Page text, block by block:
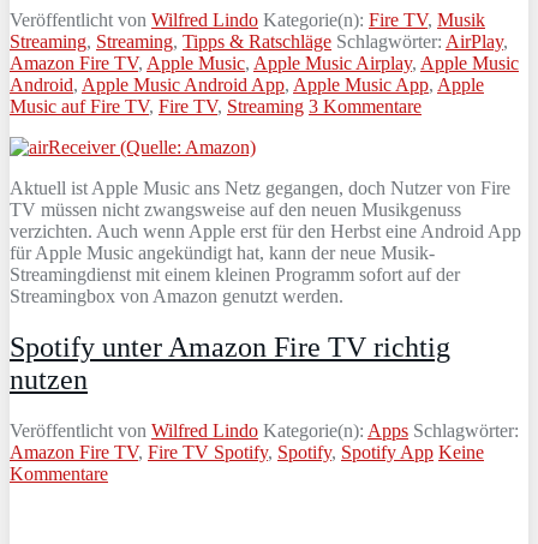
Veröffentlicht von Wilfred Lindo Kategorie(n): Fire TV, Musik
Streaming, Streaming, Tipps & Ratschläge Schlagwörter: AirPlay,
Amazon Fire TV, Apple Music, Apple Music Airplay, Apple Music
Android, Apple Music Android App, Apple Music App, Apple
Music auf Fire TV, Fire TV, Streaming 3 Kommentare
Aktuell ist Apple Music ans Netz gegangen, doch Nutzer von Fire
TV müssen nicht zwangsweise auf den neuen Musikgenuss
verzichten. Auch wenn Apple erst für den Herbst eine Android App
für Apple Music angekündigt hat, kann der neue Musik-
Streamingdienst mit einem kleinen Programm sofort auf der
Streamingbox von Amazon genutzt werden.
Spotify unter Amazon Fire TV richtig
nutzen
Veröffentlicht von Wilfred Lindo Kategorie(n): Apps Schlagwörter:
Amazon Fire TV, Fire TV Spotify, Spotify, Spotify App Keine
Kommentare